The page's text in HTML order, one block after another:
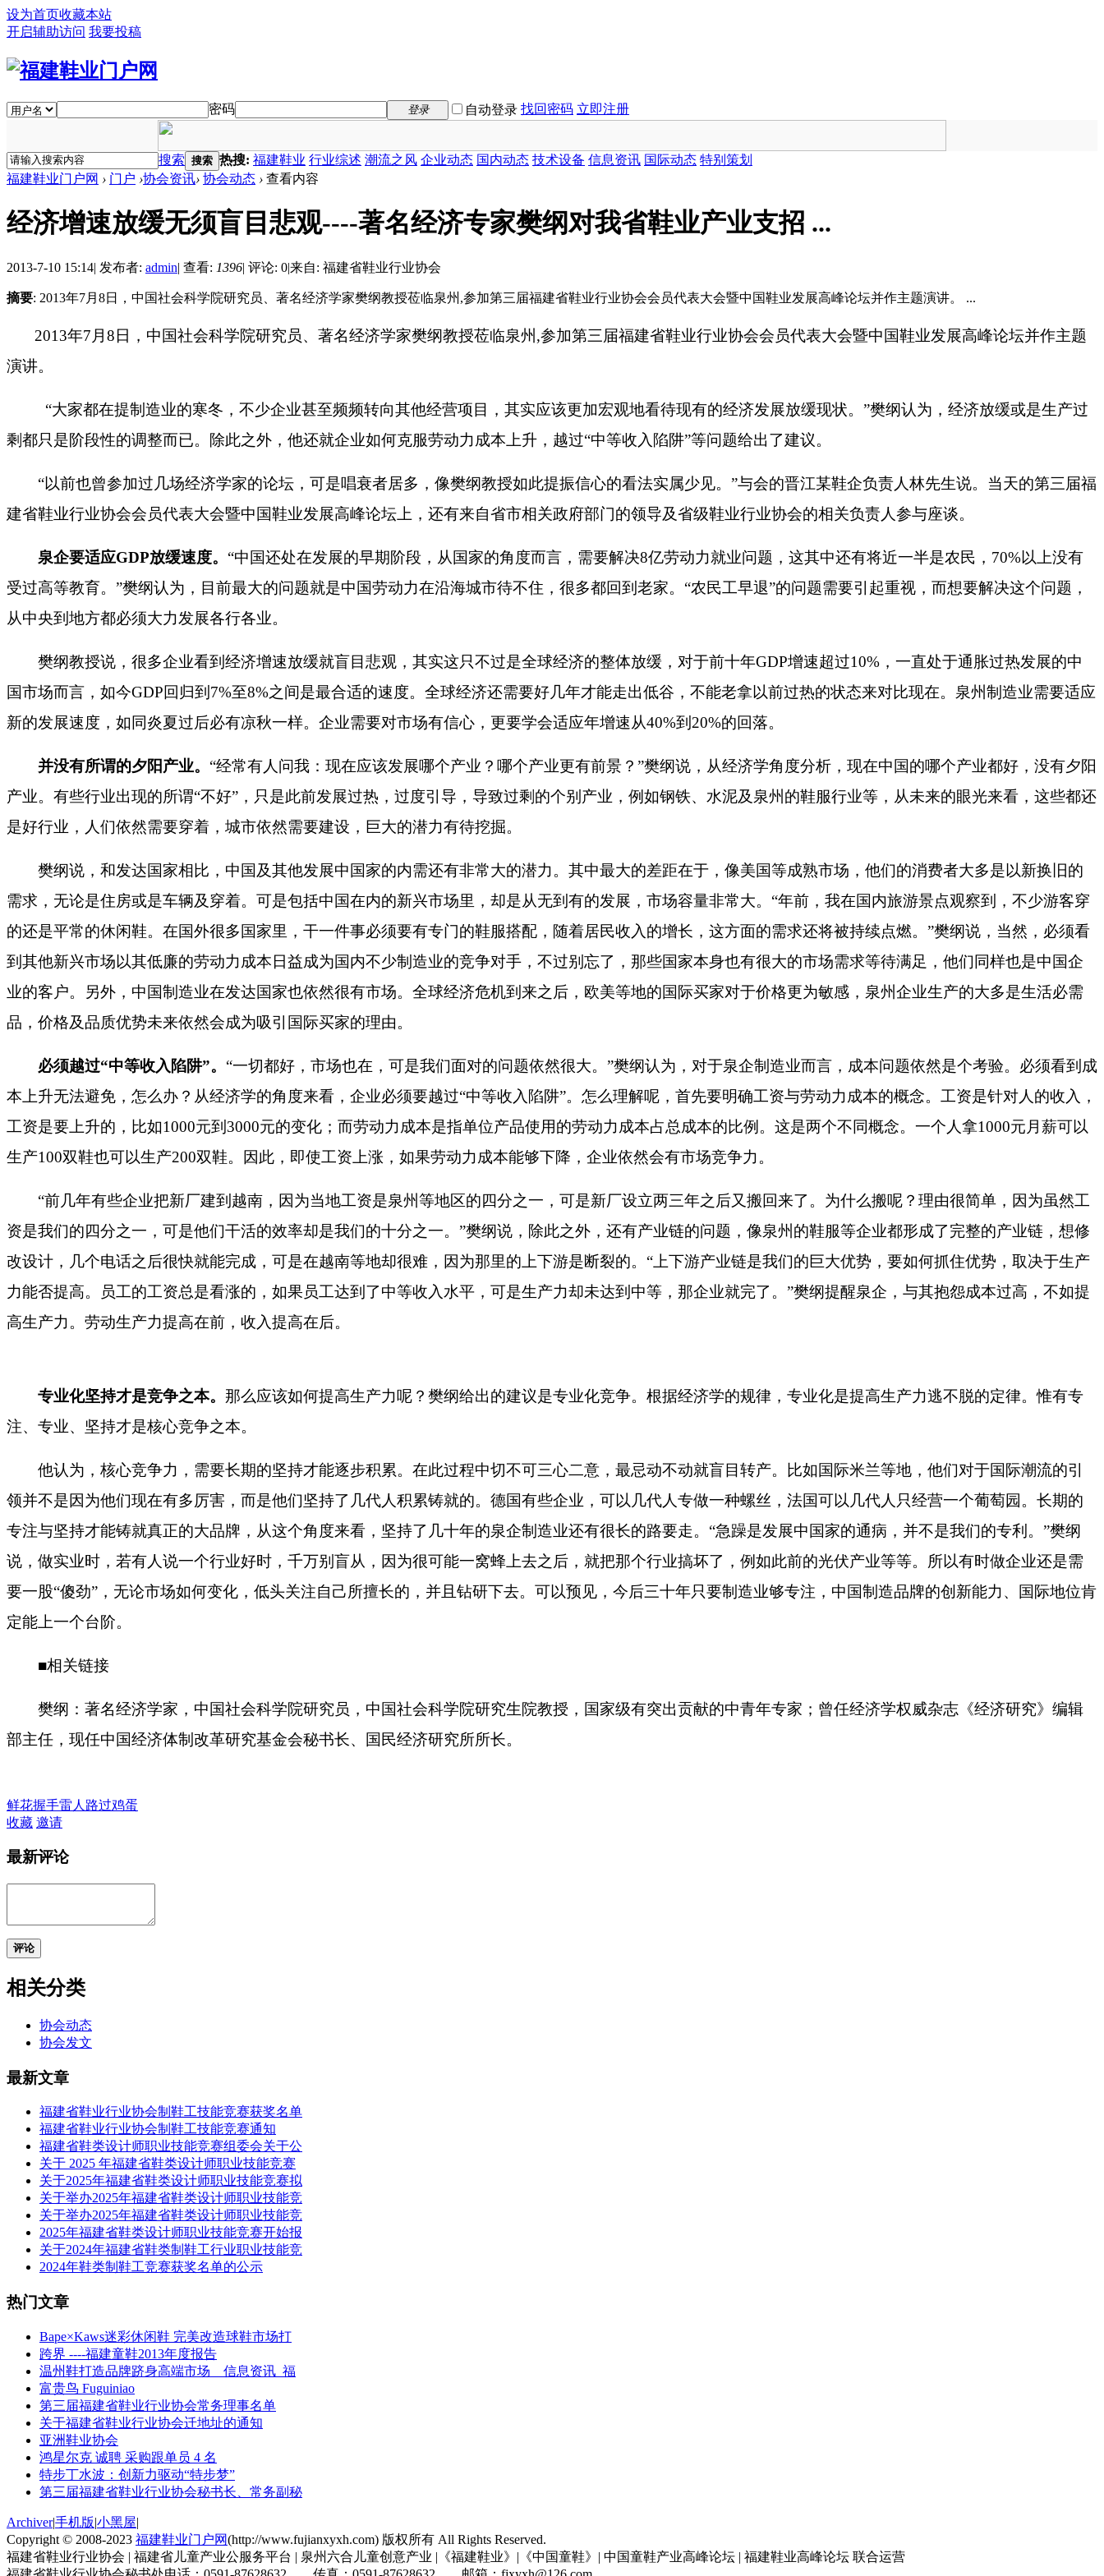
设为首页收藏本站
开启辅助访问 我要投稿
密码 登录 自动登录 找回密码 立即注册
搜索 搜索 热搜: 福建鞋业 行业综述 潮流之风 企业动态 国内动态 技术设备 信息资讯 国际动态 特别策划
福建鞋业门户网 › 门户 ›协会资讯› 协会动态 › 查看内容
经济增速放缓无须盲目悲观----著名经济专家樊纲对我省鞋业产业支招 ...
2013-7-10 15:14| 发布者: admin| 查看: 1396| 评论: 0|来自: 福建省鞋业行业协会
摘要: 2013年7月8日，中国社会科学院研究员、著名经济学家樊纲教授莅临泉州,参加第三届福建省鞋业行业协会会员代表大会暨中国鞋业发展高峰论坛并作主题演讲。 ...
2013年7 月8日 ，中国社会科学院研究员、著名经济学家樊纲教授莅临泉州 ,参加第三届福建省鞋业行业协会会员代表大会暨中国鞋业发展高峰论坛并作主题
演讲。
“大家都在提制造业的寒冬，不少企业甚至频频转向其他经营项目，其实应该更加宏观地看待现有的经济发展放缓现状。 ”樊纲认为，经济放缓或是生产过
剩都只是阶段性的调整而已。除此之外，他还就企业如何克服劳动力成本上升，越过“中等收入陷阱”等问题给出了建议。
“以前也曾参加过几场经济学家的论坛，可是唱衰者居多，像樊纲教授如此提振信心的看法实属少见。 ”与会的晋江某鞋企负责人林先生说。当天的第三届福
建省鞋业行业协会会员代表大会暨中国鞋业发展高峰论坛上，还有来自省市相关政府部门的领导及省级鞋业行业协会的相关负责人参与座谈。
泉企要适应GDP放缓速度。 “中国还处在发展的早期阶段，从国家的角度而言，需要解决8亿劳动力就业问题，这其中还有将近一半是农民， 70%以上没有
受过高等教育。 ”樊纲认为，目前最大的问题就是中国劳动力在沿海城市待不住，很多都回到老家。 “农民工早退”的问题需要引起重视，而想要解决这个问题，
从中央到地方都必须大力发展各行各业。
樊纲教授说，很多企业看到经济增速放缓就盲目悲观，其实这只不过是全球经济的整体放缓，对于前十年GDP增速超过10% ，一直处于通胀过热发展的中
国市场而言，如今GDP回归到 7%至8%之间是最合适的速度。全球经济还需要好几年才能走出低谷，不能老拿以前过热的状态来对比现在。泉州制造业需要适应
新的发展速度，如同炎夏过后必有凉秋一样。企业需要对市场有信心，更要学会适应年增速从40%到 20%的回落。
并没有所谓的夕阳产业。 “经常有人问我：现在应该发展哪个产业？哪个产业更有前景？ ”樊纲说，从经济学角度分析，现在中国的哪个产业都好，没有夕阳
产业。有些行业出现的所谓“不好” ，只是此前发展过热，过度引导，导致过剩的个别产业，例如钢铁、水泥及泉州的鞋服行业等，从未来的眼光来看，这些都还
是好行业，人们依然需要穿着，城市依然需要建设，巨大的潜力有待挖掘。
樊纲说，和发达国家相比，中国及其他发展中国家的内需还有非常大的潜力。其中最大的差距在于，像美国等成熟市场，他们的消费者大多是以新换旧的
需求，无论是住房或是车辆及穿着。可是包括中国在内的新兴市场里，却是从无到有的发展，市场容量非常大。 “年前，我在国内旅游景点观察到，不少游客穿
的还是平常的休闲鞋。在国外很多国家里，干一件事必须要有专门的鞋服搭配，随着居民收入的增长，这方面的需求还将被持续点燃。 ”樊纲说，当然，必须看
到其他新兴市场以其低廉的劳动力成本日益成为国内不少制造业的竞争对手，不过别忘了，那些国家本身也有很大的市场需求等待满足，他们同样也是中国企
业的客户。另外，中国制造业在发达国家也依然很有市场。全球经济危机到来之后，欧美等地的国际买家对于价格更为敏感，泉州企业生产的大多是生活必需
品，价格及品质优势未来依然会成为吸引国际买家的理由。
必须越过“中等收入陷阱”。 “一切都好，市场也在，可是我们面对的问题依然很大。 ”樊纲认为，对于泉企制造业而言，成本问题依然是个考验。必须看到成
本上升无法避免，怎么办？从经济学的角度来看，企业必须要越过“中等收入陷阱”。怎么理解呢，首先要明确工资与劳动力成本的概念。工资是针对人的收入，
工资是要上升的，比如1000元到 3000元的变化；而劳动力成本是指单位产品使用的劳动力成本占总成本的比例。这是两个不同概念。一个人拿1000元月薪可以
生产100双鞋也可以生产200双鞋。因此，即使工资上涨，如果劳动力成本能够下降，企业依然会有市场竞争力。
“前几年有些企业把新厂建到越南，因为当地工资是泉州等地区的四分之一，可是新厂设立两三年之后又搬回来了。为什么搬呢？理由很简单，因为虽然工
资是我们的四分之一，可是他们干活的效率却是我们的十分之一。 ”樊纲说，除此之外，还有产业链的问题，像泉州的鞋服等企业都形成了完整的产业链，想修
改设计，几个电话之后很快就能完成，可是在越南等地却很难，因为那里的上下游是断裂的。 “ 上下游产业链是我们的巨大优势，要如何抓住优势，取决于生产
力能否提高。员工的工资总是看涨的，如果员工达到了中等收入水平，可是生产力却未达到中等，那企业就完了。 ”樊纲提醒泉企，与其抱怨成本过高，不如提
高生产力。劳动生产力提高在前，收入提高在后。
专业化坚持才是竞争之本。 那么应该如何提高生产力呢？樊纲给出的建议是专业化竞争。根据经济学的规律，专业化是提高生产力逃不脱的定律。惟有专
注、专业、坚持才是核心竞争之本。
他认为，核心竞争力，需要长期的坚持才能逐步积累。在此过程中切不可三心二意，最忌动不动就盲目转产。比如国际米兰等地，他们对于国际潮流的引
领并不是因为他们现在有多厉害，而是他们坚持了几代人积累铸就的。德国有些企业，可以几代人专做一种螺丝，法国可以几代人只经营一个葡萄园。长期的
专注与坚持才能铸就真正的大品牌，从这个角度来看，坚持了几十年的泉企制造业还有很长的路要走。 “急躁是发展中国家的通病，并不是我们的专利。 ”樊纲
说，做实业时，若有人说一个行业好时，千万别盲从，因为很可能一窝蜂上去之后，就把那个行业搞坏了，例如此前的光伏产业等等。所以有时做企业还是需
要一股“傻劲” ，无论市场如何变化，低头关注自己所擅长的，并且钻研下去。可以预见，今后三十年只要制造业够专注，中国制造品牌的创新能力、国际地位肯
定能上一个台阶。
■相关链接
樊纲：著名经济学家，中国社会科学院研究员，中国社会科学院研究生院教授，国家级有突出贡献的中青年专家；曾任经济学权威杂志《经济研究》编辑
部主任，现任中国经济体制改革研究基金会秘书长、国民经济研究所所长。
鲜花握手雷人 路过鸡蛋
收藏 邀请
最新评论
评论
相关分类
协会动态
协会发文
最新文章
福建省鞋业行业协会制鞋工技能竞赛获奖名单
福建省鞋业行业协会制鞋工技能竞赛通知
福建省鞋类设计师职业技能竞赛组委会关于公
关于 2025 年福建省鞋类设计师职业技能竞赛
关于2025年福建省鞋类设计师职业技能竞赛拟
关于举办2025年福建省鞋类设计师职业技能竞
关于举办2025年福建省鞋类设计师职业技能竞
2025年福建省鞋类设计师职业技能竞赛开始报
关于2024年福建省鞋类制鞋工行业职业技能竞
2024年鞋类制鞋工竞赛获奖名单的公示
热门文章
Bape×Kaws迷彩休闲鞋 完美改造球鞋市场打
跨界 ----福建童鞋2013年度报告
温州鞋打造品牌跻身高端市场__信息资讯_福
富贵鸟 Fuguiniao
第三届福建省鞋业行业协会常务理事名单
关于福建省鞋业行业协会迁地址的通知
亚洲鞋业协会
鸿星尔克 诚聘 采购跟单员 4 名
特步丁水波：创新力驱动“特步梦”
第三届福建省鞋业行业协会秘书长、常务副秘
Archiver|手机版|小黑屋|
Copyright © 2008-2023 福建鞋业门户网(http://www.fujianxyxh.com) 版权所有 All Rights Reserved.
福建省鞋业行业协会 | 福建省儿童产业公服务平台 | 泉州六合儿童创意产业 |《福建鞋业》|《中国童鞋》| 中国童鞋产业高峰论坛 | 福建鞋业高峰论坛 联合运营